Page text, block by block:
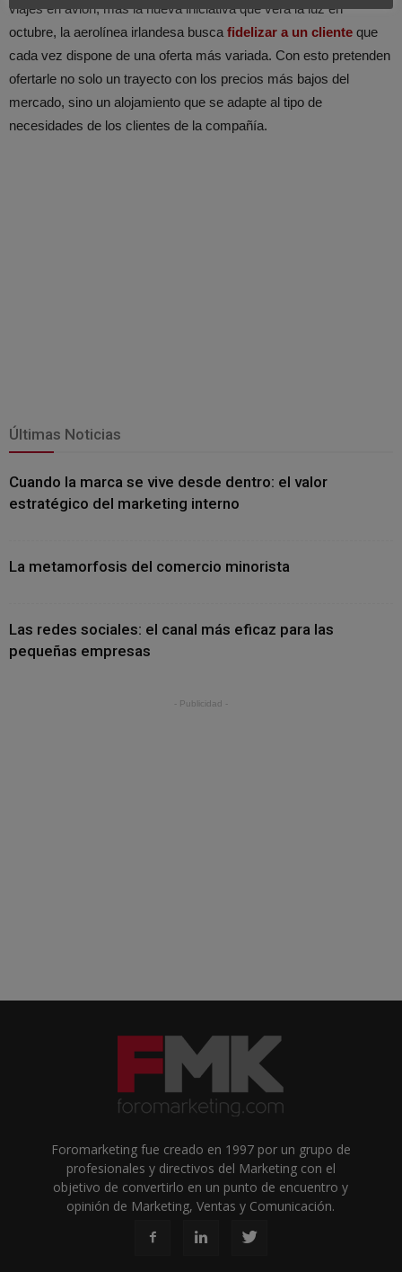
viajes en avión, más la nueva iniciativa que verá la luz en
octubre, la aerolínea irlandesa busca fidelizar a un cliente que
cada vez dispone de una oferta más variada. Con esto pretenden
ofertarle no solo un trayecto con los precios más bajos del
mercado, sino un alojamiento que se adapte al tipo de
necesidades de los clientes de la compañía.
Últimas Noticias
Cuando la marca se vive desde dentro: el valor
estratégico del marketing interno
La metamorfosis del comercio minorista
Las redes sociales: el canal más eficaz para las
pequeñas empresas
- Publicidad -
Foromarketing fue creado en 1997 por un grupo de
profesionales y directivos del Marketing con el
objetivo de convertirlo en un punto de encuentro y
opinión de Marketing, Ventas y Comunicación.